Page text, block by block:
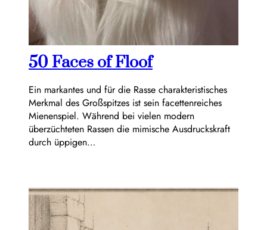
50 Faces of Floof
Ein markantes und für die Rasse charakteristisches
Merkmal des Großspitzes ist sein facettenreiches
Mienenspiel. Während bei vielen modern
überzüchteten Rassen die mimische Ausdruckskraft
durch üppigen…